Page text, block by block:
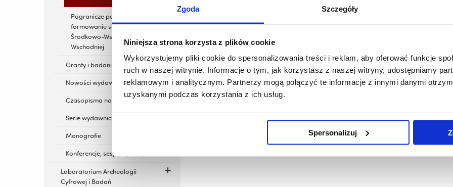
Zgoda Szczegóły
Niniejsza strona korzysta z plików cookie
Wykorzystujemy pliki cookie do spersonalizowania treści i reklam, aby oferować funkcje
ruch w naszej witrynie. Informacje o tym, jak korzystasz z naszej witryny, udostępniamy
reklamowym i analitycznym. Partnerzy mogą połączyć te informacje z innymi danymi
uzyskanymi podczas korzystania z ich usług.
Spersonalizuj
Pogranicze polsko-ruskie i
formowanie się Europy
Środkowo-Wschodniej i
Wschodniej
Granty i badania
Nowości wydawnicze
Czasopisma naukowe
Serie wydawnicze
Monografie
Konferencje, sesje, wykłady
Laboratorium Archeologii
Cyfrowej i Badań
"Na granicy dwóch światów. Aglomeracja chotyniecka
GRANT NCN, Opus 5, nr 2013/09/B/HS3/04277,
“Przemiany kulturowo-osadnicze w dorzeczu rzeki Wiszni w epoce
prahistorycznej i